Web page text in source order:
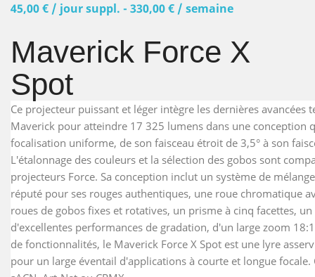
45,00 € / jour suppl. - 330,00 € / semaine
Maverick Force X
Spot
Ce projecteur puissant et léger intègre les dernières avancées
Maverick pour atteindre 17 325 lumens dans une conception
focalisation uniforme, de son faisceau étroit de 3,5° à son
L'étalonnage des couleurs et la sélection des gobos sont
projecteurs Force. Sa conception inclut un système de
réputé pour ses rouges authentiques, une roue chromatique
roues de gobos fixes et rotatives, un prisme à cinq facettes,
d'excellentes performances de gradation, d'un large zoom
de fonctionnalités, le Maverick Force X Spot est une lyre
pour un large éventail d'applications à courte et longue focale.